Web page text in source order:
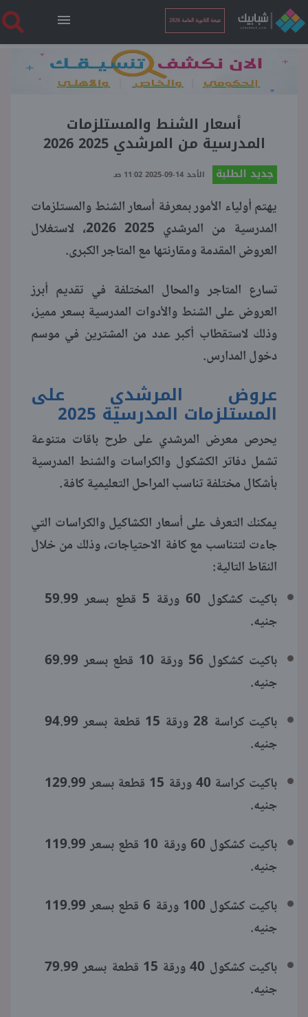
نتيجة الثانوية العامة 2026
الرئيسية
نتيجة الثانوية العامة 2026
فنجان قهوة
بوابة الطلبة
ملفات
منوعات
أسعار الشنط والمستلزمات
المدرسية من المرشدي 2025 2026
جديد الطلبة الأحد 14-09-2025 11:02 صـ
يهتم أولياء الأمور بمعرفة أسعار الشنط والمستلزمات
المدرسية من المرشدي 2025 2026، لاستغلال
العروض المقدمة ومقارنتها مع المتاجر الكبرى.
تسارع المتاجر والمحال المختلفة في تقديم أبرز
العروض على الشنط والأدوات المدرسية بسعر مميز،
وذلك لاستقطاب أكبر عدد من المشترين في موسم
دخول المدارس.
عروض المرشدي على
المستلزمات المدرسية 2025
يحرص معرض المرشدي على طرح باقات متنوعة
تشمل دفاتر الكشكول والكراسات والشنط المدرسية
بأشكال مختلفة تناسب المراحل التعليمية كافة.
يمكنك التعرف على أسعار الكشاكيل والكراسات التي
جاءت لتتناسب مع كافة الاحتياجات، وذلك من خلال
النقاط التالية:
باكيت كشكول 60 ورقة 5 قطع بسعر 59.99
جنيه.
باكيت كشكول 56 ورقة 10 قطع بسعر 69.99
جنيه.
باكيت كراسة 28 ورقة 15 قطعة بسعر 94.99
جنيه.
باكيت كراسة 40 ورقة 15 قطعة بسعر 129.99
جنيه.
باكيت كشكول 60 ورقة 10 قطع بسعر 119.99
جنيه.
باكيت كشكول 100 ورقة 6 قطع بسعر 119.99
جنيه.
باكيت كشكول 40 ورقة 15 قطعة بسعر 79.99
جنيه.